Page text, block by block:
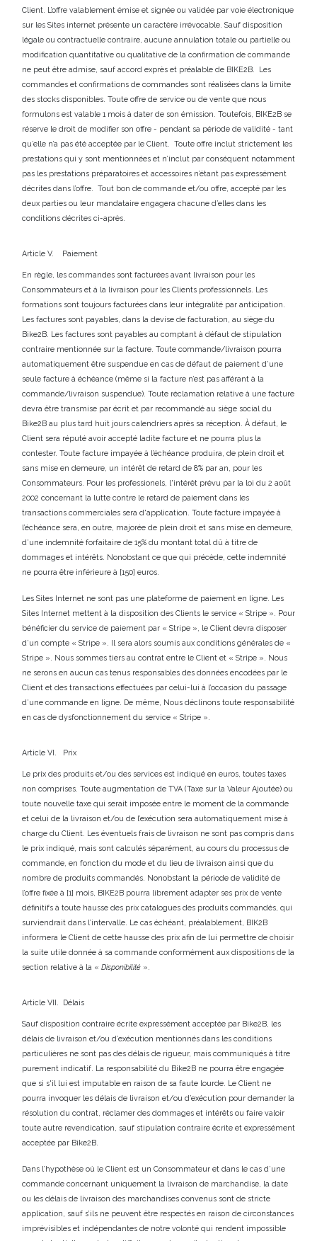
Client. L’offre valablement émise et signée ou validée par voie électronique
sur les Sites internet présente un caractère irrévocable. Sauf disposition
légale ou contractuelle contraire, aucune annulation totale ou partielle ou
modification quantitative ou qualitative de la confirmation de commande
ne peut être admise, sauf accord exprès et préalable de BIKE2B. Les
commandes et confirmations de commandes sont réalisées dans la limite
des stocks disponibles. Toute offre de service ou de vente que nous
formulons est valable 1 mois à dater de son émission. Toutefois, BIKE2B se
réserve le droit de modifier son offre - pendant sa période de validité - tant
qu’elle n’a pas été acceptée par le Client. Toute offre inclut strictement les
prestations qui y sont mentionnées et n’inclut par conséquent notamment
pas les prestations préparatoires et accessoires n’étant pas expressément
décrites dans l’offre.
Tout bon de commande et/ou offre, accepté par les
deux parties ou leur mandataire engagera chacune d’elles dans les
conditions décrites ci-après.
Article V. Paiement
En règle, les commandes sont facturées avant livraison pour les
Consommateurs et à la livraison pour les Clients professionnels. Les
formations sont toujours facturées dans leur intégralité par anticipation
Les factures sont payables, dans la devise de facturation, au siège du
Bike2B. Les factures sont payables au comptant à défaut de stipulation
contraire mentionnée sur la facture. Toute commande/livraison pourra
automatiquement être suspendue en cas de défaut de paiement d’une
seule facture à échéance (même si la facture n’est pas afférant à la
commande/livraison suspendue). Toute réclamation relative à une facture
devra être transmise par écrit et par recommandé au siège social du
Bike2B au plus tard huit jours calendriers après sa réception. À défaut, le
Client sera réputé avoir accepté ladite facture et ne pourra plus la
contester. Toute facture impayée à l’échéance produira, de plein droit et
sans mise en demeure, un intérêt de retard de 8% par an, pour les
Consommateurs. Pour les professionels, l'intérêt prévu par la loi du 2 août
2002 concernant la lutte contre le retard de paiement dans les
transactions commerciales sera d'application. Toute facture impayée à
l’échéance sera, en outre, majorée de plein droit et sans mise en demeure,
d’une indemnité forfaitaire de 15% du montant total dû à titre de
dommages et intérêts. Nonobstant ce que qui précède, cette indemnité
ne pourra être inférieure à [150] euros.
Les Sites Internet ne sont pas une plateforme de paiement en ligne. Les
Sites Internet mettent à la disposition des Clients le service « Stripe ». Pour
bénéficier du service de paiement par « Stripe », le Client devra disposer
d’un compte « Stripe ». Il sera alors soumis aux conditions générales de «
Stripe ». Nous sommes tiers au contrat entre le Client et « Stripe ». Nous
ne serons en aucun cas tenus responsables des données encodées par le
Client et des transactions effectuées par celui-lui à l’occasion du passage
d’une commande en ligne. De même, Nous déclinons toute responsabilité
en cas de dysfonctionnement du service « Stripe ».
Article VI. Prix
Le prix des produits et/ou des services est indiqué en euros, toutes taxes
non comprises. Toute augmentation de TVA (Taxe sur la Valeur Ajoutée) ou
toute nouvelle taxe qui serait imposée entre le moment de la commande
et celui de la livraison et/ou de l’exécution sera automatiquement mise à
charge du Client. Les éventuels frais de livraison ne sont pas compris dans
le prix indiqué, mais sont calculés séparément, au cours du processus de
commande, en fonction du mode et du lieu de livraison ainsi que du
nombre de produits commandés. Nonobstant la période de validité de
l’offre fixée à [1] mois, BIKE2B pourra librement adapter ses prix de vente
définitifs à toute hausse des prix catalogues des produits commandés, qui
surviendrait dans l’intervalle. Le cas échéant, préalablement, BIK2B
informera le Client de cette hausse des prix afin de lui permettre de choisir
la suite utile donnée à sa commande conformément aux dispositions de la
section relative à la « Disponibilité ».
Article VII. Délais
Sauf disposition contraire écrite expressément acceptée par Bike2B, les
délais de livraison et/ou d’exécution mentionnés dans les conditions
particulières ne sont pas des délais de rigueur, mais communiqués à titre
purement indicatif. La responsabilité du Bike2B ne pourra être engagée
que si s'il lui est imputable en raison de sa faute lourde. Le Client ne
pourra invoquer les délais de livraison et/ou d’exécution pour demander la
résolution du contrat, réclamer des dommages et intérêts ou faire valoir
toute autre revendication, sauf stipulation contraire écrite et expressément
acceptée par Bike2B.
Dans l’hypothèse où le Client est un Consommateur et dans le cas d’une
commande concernant uniquement la livraison de marchandise, la date
ou les délais de livraison des marchandises convenus sont de stricte
application, sauf s’ils ne peuvent être respectés en raison de circonstances
imprévisibles et indépendantes de notre volonté qui rendent impossible